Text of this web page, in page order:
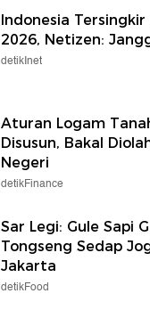
Indonesia
2026, Netizen:
detikInet
Aturan Logam
Disusun, Bakal
Negeri
detikFinance
Sar Legi: Gule Sapi
Tongseng Sedap
Jakarta
detikFood